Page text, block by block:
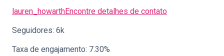
lauren_howarthEncontre detalhes de contato
Seguidores: 6k
Taxa de engajamento: 7.30%